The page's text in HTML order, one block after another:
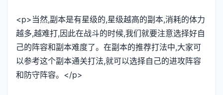
<p>当然,副本是有星级的,星级越高的副本,消耗的体力
越多,越难打,因此在战斗的时候,我们就要注意选择好自
己的阵容和副本难度了。在副本的推荐打法中,大家可
以参考这个副本通关打法,就可以选择自己的进攻阵容
和防守阵容。</p>